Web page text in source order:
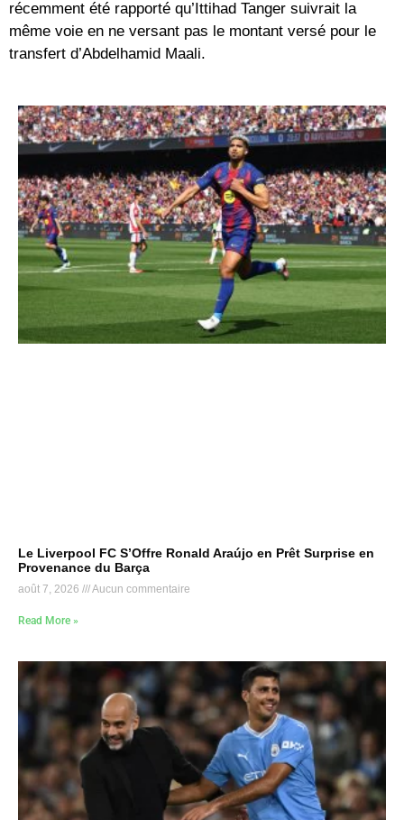
récemment été rapporté qu’Ittihad Tanger suivrait la
même voie en ne versant pas le montant versé pour le
transfert d’Abdelhamid Maali.
Le Liverpool FC S’Offre Ronald Araújo en Prêt Surprise en
Provenance du Barça
août 7, 2026 Aucun commentaire
Read More »